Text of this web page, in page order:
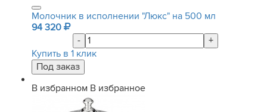
Молочник в исполнении "Люкс" на 500 мл
94 320
-
+
Купить в 1 клик
В избранном В избранное